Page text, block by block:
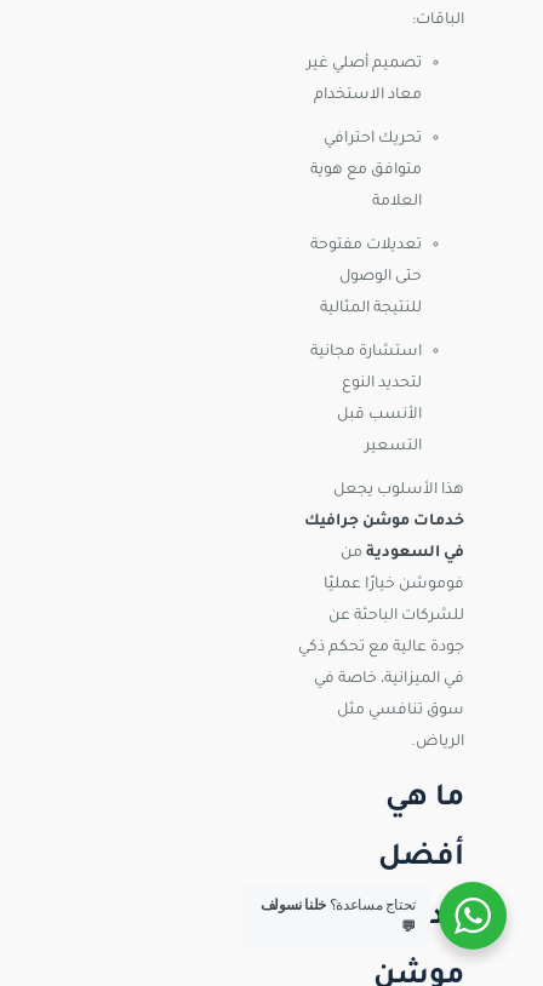
الباقات:
تصميم أصلي غير
معاد الاستخدام
تحريك احترافي
متوافق مع هوية
العلامة
تعديلات مفتوحة
حتى الوصول
للنتيجة المثالية
استشارة مجانية
لتحديد النوع
الأنسب قبل
التسعير
هذا الأسلوب يجعل
خدمات موشن جرافيك
في السعودية من
فوموشن خيارًا عمليًا
للشركات الباحثة عن
جودة عالية مع تحكم ذكي
في الميزانية، خاصة في
سوق تنافسي مثل
الرياض.
ما هي
أفضل
خدمات
موشن
تحتاج مساعدة؟ خلنا نسولف
💬